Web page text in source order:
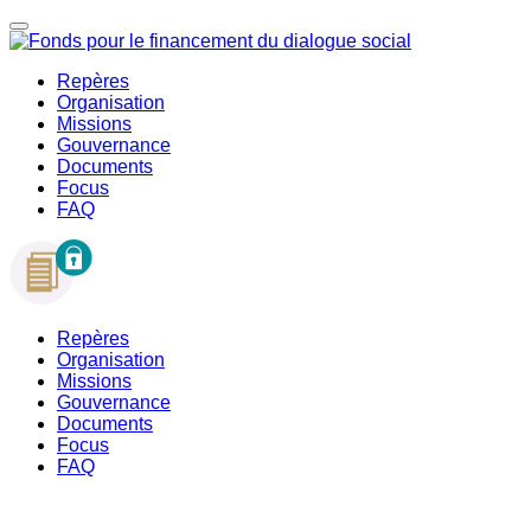
Repères
Organisation
Missions
Gouvernance
Documents
Focus
FAQ
Repères
Organisation
Missions
Gouvernance
Documents
Focus
FAQ